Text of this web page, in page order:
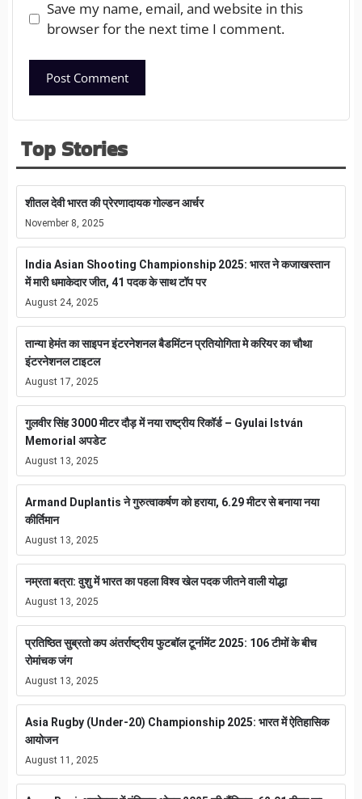
Save my name, email, and website in this
browser for the next time I comment.
Top Stories
शीतल देवी भारत की प्रेरणादायक गोल्डन आर्चर
November 8, 2025
India Asian Shooting Championship 2025: भारत ने कजाखस्तान
में मारी धमाकेदार जीत, 41 पदक के साथ टॉप पर
August 24, 2025
तान्या हेमंत का साइपन इंटरनेशनल बैडमिंटन प्रतियोगिता मे करियर का चौथा
इंटरनेशनल टाइटल
August 17, 2025
गुलवीर सिंह 3000 मीटर दौड़ में नया राष्ट्रीय रिकॉर्ड – Gyulai István
Memorial अपडेट
August 13, 2025
Armand Duplantis ने गुरुत्वाकर्षण को हराया, 6.29 मीटर से बनाया नया
कीर्तिमान
August 13, 2025
नम्रता बत्रा: वुशु में भारत का पहला विश्व खेल पदक जीतने वाली योद्धा
August 13, 2025
प्रतिष्ठित सुब्रतो कप अंतर्राष्ट्रीय फुटबॉल टूर्नामेंट 2025: 106 टीमों के बीच
रोमांचक जंग
August 13, 2025
Asia Rugby (Under-20) Championship 2025: भारत में ऐतिहासिक
आयोजन
August 11, 2025